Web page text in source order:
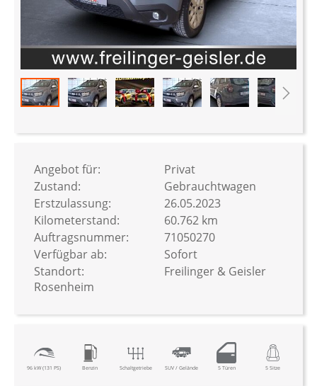
Anfang
Bildergalerie
springen
96 kW (131 PS) Benzin Schaltgetriebe SUV / Gelände 5 Türen 5 Sitze
Angebot für:
Privat
Zustand:
Gebrauchtwagen
Erstzulassung:
26.05.2023
Kilometerstand:
60.762 km
Auftragsnummer:
71050270
Verfügbar ab:
Sofort
Standort:
Freilinger & Geisler
Rosenheim